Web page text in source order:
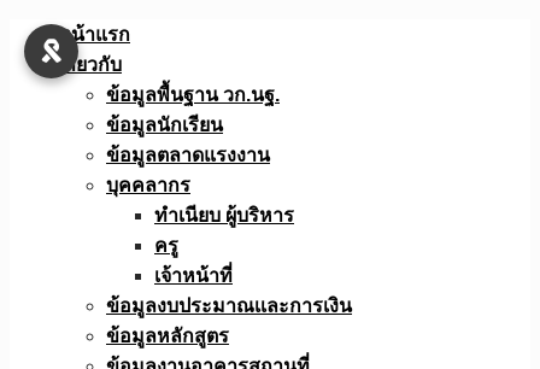
Skip
หน้าแรก
เกี่ยวกับ
ข้อมูลพื้นฐาน วก.นฐ.
ข้อมูลนักเรียน
ข้อมูลตลาดแรงงาน
บุคคลากร
ทำเนียบ ผู้บริหาร
ครู
เจ้าหน้าที่
ข้อมูลงบประมาณเเละการเงิน
ข้อมูลหลักสูตร